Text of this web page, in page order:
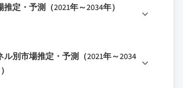
在の技術トレンド
新興技術
地域別
ショニングマトリックス
パートナーシップ・提携
リンタークリーナー
ローラーカーディングマシン
定・予測（2021年～2034年）
業
科用
別市場推定・予測（2021年～2034